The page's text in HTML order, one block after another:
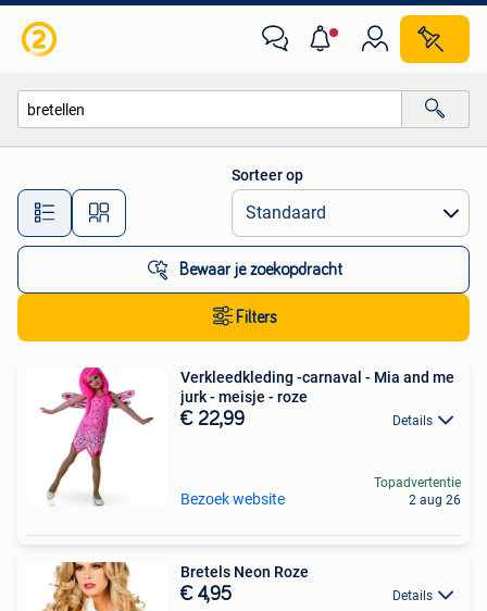
Alle afstanden…
Sorteer op
Bewaar je zoekopdracht
Filters
Verkleedkleding -carnaval - Mia and me
jurk - meisje - roze
€ 22,99 Details
Bezoek website
Topadvertentie
2 aug 26
Bretels Neon Roze
€ 4,95 Details